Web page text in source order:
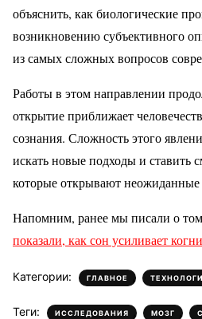
объяснить, как биологические
возникновению субъективного
из самых сложных вопросов
Работы в этом направлении
открытие приближает
сознания. Сложность этого
искать новые подходы и ставить
которые открывают неожиданные
Напомним, ранее мы писали о
показали, как сон усиливает
Категории: ГЛАВНОЕ ,
Теги: ИССЛЕДОВАНИЯ , МОЗГ ,